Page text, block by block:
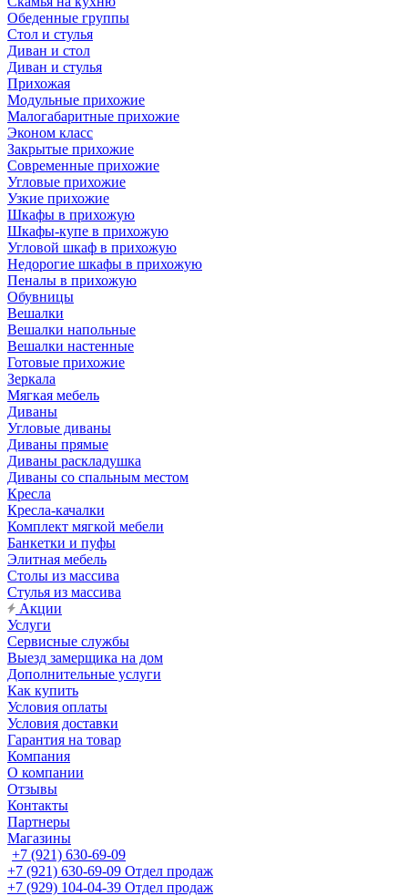
Обеденные группы
Стол и стулья
Диван и стол
Диван и стулья
Прихожая
Модульные прихожие
Малогабаритные прихожие
Эконом класс
Закрытые прихожие
Современные прихожие
Угловые прихожие
Узкие прихожие
Шкафы в прихожую
Шкафы-купе в прихожую
Угловой шкаф в прихожую
Недорогие шкафы в прихожую
Пеналы в прихожую
Обувницы
Вешалки
Вешалки напольные
Вешалки настенные
Готовые прихожие
Зеркала
Мягкая мебель
Диваны
Угловые диваны
Диваны прямые
Диваны раскладушка
Диваны со спальным местом
Кресла
Кресла-качалки
Комплект мягкой мебели
Банкетки и пуфы
Элитная мебель
Столы из массива
Стулья из массива
Акции
Услуги
Сервисные службы
Выезд замерщика на дом
Дополнительные услуги
Как купить
Условия оплаты
Условия доставки
Гарантия на товар
Компания
О компании
Отзывы
Контакты
Партнеры
Магазины
+7 (921) 630-69-09
+7 (921) 630-69-09 Отдел продаж
+7 (929) 104-04-39 Отдел продаж